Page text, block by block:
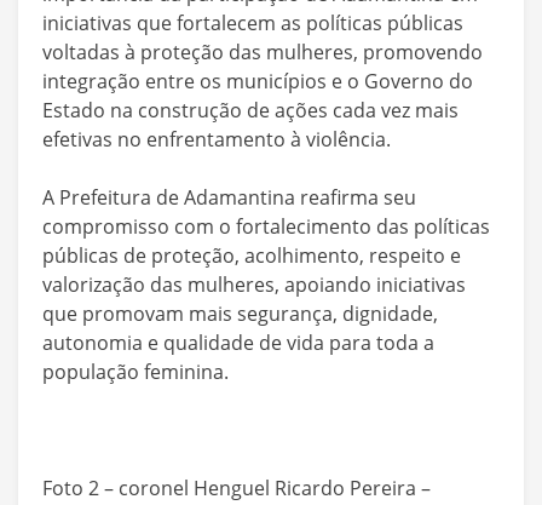
iniciativas que fortalecem as políticas públicas
voltadas à proteção das mulheres, promovendo
integração entre os municípios e o Governo do
Estado na construção de ações cada vez mais
efetivas no enfrentamento à violência.
A Prefeitura de Adamantina reafirma seu
compromisso com o fortalecimento das políticas
públicas de proteção, acolhimento, respeito e
valorização das mulheres, apoiando iniciativas
que promovam mais segurança, dignidade,
autonomia e qualidade de vida para toda a
população feminina.
Foto 2 – coronel Henguel Ricardo Pereira –